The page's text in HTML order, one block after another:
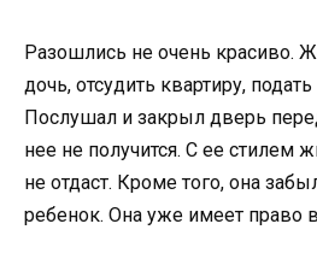
Разошлись не очень красиво.
дочь, отсудить квартиру,
Послушал и закрыл дверь
нее не получится. С ее стилем
не отдаст. Кроме того, она
ребенок. Она уже имеет право